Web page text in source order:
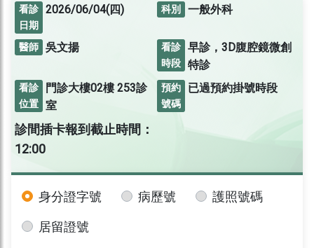
看診
日期
2026/06/04(四) 科別 一般外科
醫師 吳文揚
看診
時段
早診，3D腹腔鏡微創
特診
看診
位置
門診大樓02樓253診
室
預約
號碼
已過預約掛號時段
診間插卡報到截止時間：
12:00
身分證字號 病歷號
護照號碼
居留證號